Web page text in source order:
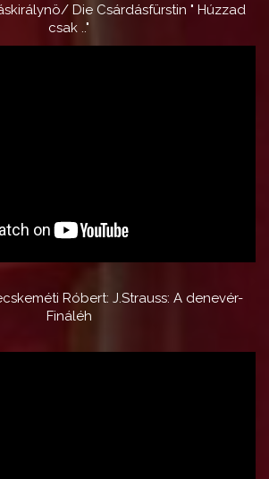
Die Csárdásfürstin " Húzzad
csak .."
Róbert: J.Strauss: A denevér-
Fináléh